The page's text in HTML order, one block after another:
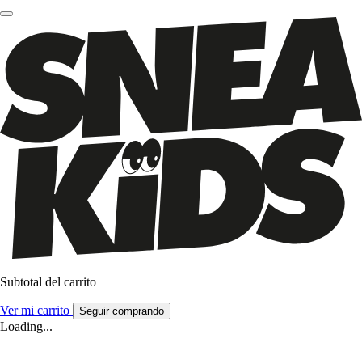
Subtotal del carrito
Ver mi carrito Seguir comprando
Loading...